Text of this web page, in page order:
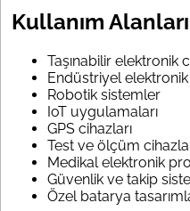
Kullanım Alanları
Taşınabilir elektronik
Endüstriyel
Robotik sistemler
IoT uygulamaları
GPS cihazları
Test ve ölçüm
Medikal elektronik
Güvenlik ve takip
Özel batarya